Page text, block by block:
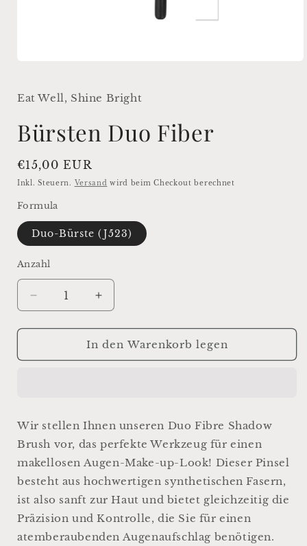
Modal
Eat Well, Shine Bright
Bürsten Duo Fiber
Normaler
Preis
€15,00 EUR
Inkl. Steuern. Versand wird beim Checkout berechnet
Formula
Duo-Bürste (J523)
Anzahl
Anzahl
Verringere
die
Menge
Bürsten
Erhöhe
die
Menge
für
Bürsten
In den Warenkorb legen
Wir stellen Ihnen unseren Duo Fibre Shadow
Brush vor, das perfekte Werkzeug für einen
makellosen Augen-Make-up-Look! Dieser Pinsel
besteht aus hochwertigen synthetischen Fasern,
ist also sanft zur Haut und bietet gleichzeitig die
Präzision und Kontrolle, die Sie für einen
atemberaubenden Augenaufschlag benötigen.